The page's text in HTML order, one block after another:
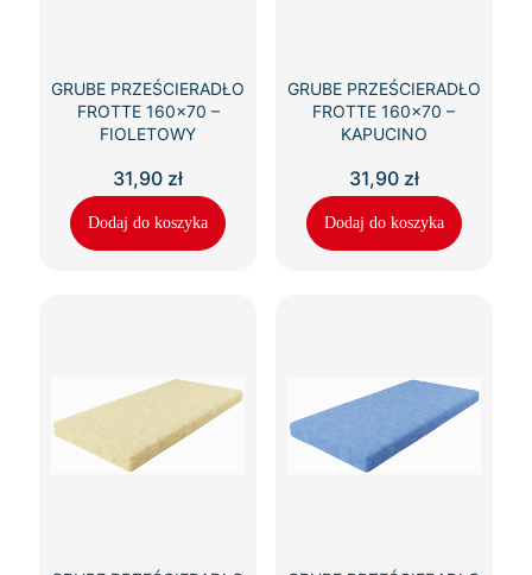
GRUBE PRZEŚCIERADŁO
FROTTE 160×70 –
FIOLETOWY
31,90 zł
Dodaj do koszyka
GRUBE PRZEŚCIERADŁO
FROTTE 160×70 –
KAPUCINO
31,90 zł
Dodaj do koszyka